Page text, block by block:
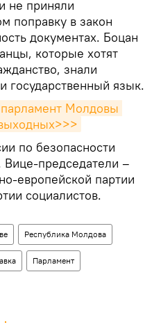
не приняли
поправку в закон
документах. Боцан
которые хотят
знали
государственный язык.
Молдовы
по безопасности
Вице-председатели –
европейской партии
социалистов.
Республика Молдова
Парламент